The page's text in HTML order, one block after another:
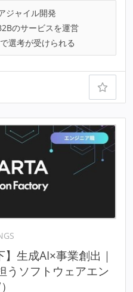
ジャイル開発
のサービスを運営
選考が受けられる
】生成AI×事業創出｜
うソフトウェアエン